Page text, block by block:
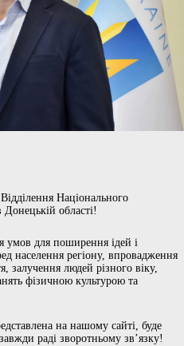
Національного
Донецькій області!
умов для поширення ідей і
населення регіону, впровадження
залучення людей різного віку,
фізичною культурою та
на нашому сайті, буде
раді зворотньому зв’язку!